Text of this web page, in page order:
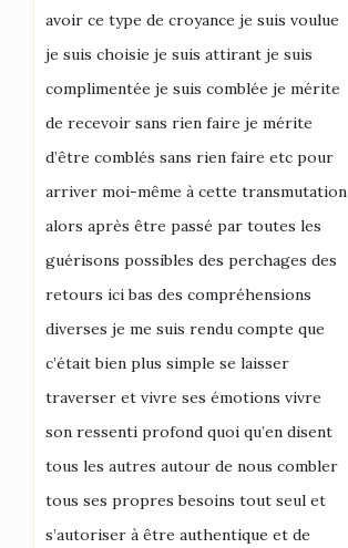
avoir ce type de croyance je suis voulue
je suis choisie je suis attirant je suis
complimentée je suis comblée je mérite
de recevoir sans rien faire je mérite
d’être comblés sans rien faire etc pour
arriver moi-même à cette transmutation
alors après être passé par toutes les
guérisons possibles des perchages des
retours ici bas des compréhensions
diverses je me suis rendu compte que
c’était bien plus simple se laisser
traverser et vivre ses émotions vivre
son ressenti profond quoi qu’en disent
tous les autres autour de nous combler
tous ses propres besoins tout seul et
s’autoriser à être authentique et de